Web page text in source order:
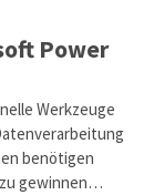
Power
Werkzeuge
benötigen
gewinnen…